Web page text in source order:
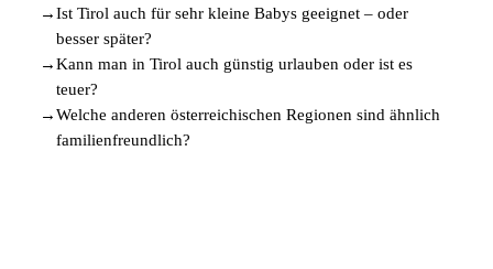
→Ist Tirol auch für sehr kleine Babys geeignet – oder
besser später?
→Kann man in Tirol auch günstig urlauben oder ist es
teuer?
→Welche anderen österreichischen Regionen sind ähnlich
familienfreundlich?